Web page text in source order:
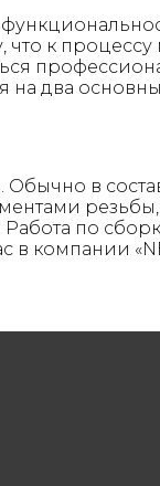
к процессу
на два
в
по
в компании